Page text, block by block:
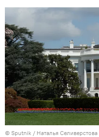
© Sputnik / Наталья Селиверстова